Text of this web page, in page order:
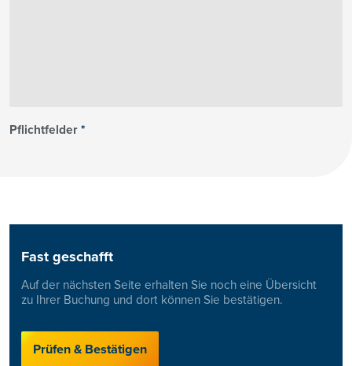
Pflichtfelder*
Fast geschafft
Auf der nächsten Seite erhalten Sie noch eine Übersicht
zu Ihrer Buchung und dort können Sie bestätigen.
Prüfen & Bestätigen